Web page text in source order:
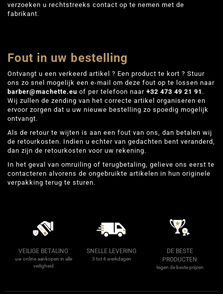
verzoeken u rechtstreeks contact op te nemen met de
fabrikant.
Fout in uw bestelling
Ontvangt u een verkeerd artikel ? Een product te kort ? Stuur
ons zo snel mogelijk een e-mail om deze fout op te lossen naar
barber@machette.eu of per telefoon naar +32 473 49 21 91 .
Wij zullen de zending van het correcte artikel organiseren en
ervoor zorgen dat u uw nieuwe bestelling zo spoedig mogelijk
ontvangt.
Als de retour te wijten is aan een fout van ons, dan betalen wij
de retourkosten. Indien u echter van gedachten bent veranderd,
dan zijn de retourkosten voor uw rekening.
In het geval van omruiling of terugbetaling, gelieve ons eerst te
contacteren alvorens de ongebruikte artikelen in hun originele
verpakking terug te sturen.
VEILIGE BETALING
uw online aankopen in alle
veiligheid
SNELLE LEVERING
3 tot 4 werkdagen
DE BESTE
PRODUCTEN
tegen de beste prijzen